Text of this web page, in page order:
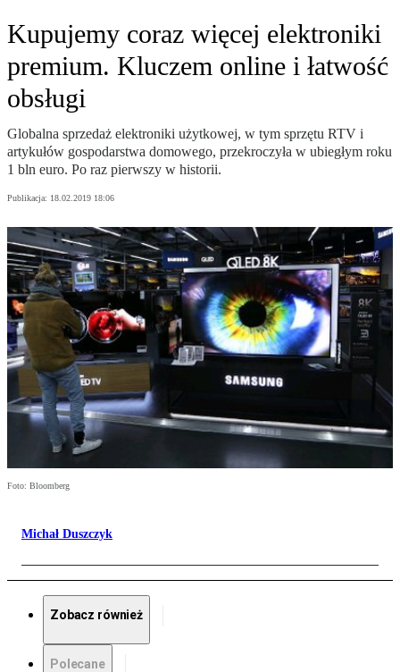
Kupujemy coraz więcej elektroniki
premium. Kluczem online i łatwość
obsługi
Globalna sprzedaż elektroniki użytkowej, w tym sprzętu RTV i
artykułów gospodarstwa domowego, przekroczyła w ubiegłym roku
1 bln euro. Po raz pierwszy w historii.
Publikacja: 18.02.2019 18:06
Foto: Bloomberg
Michał Duszczyk
Zobacz również
Polecane